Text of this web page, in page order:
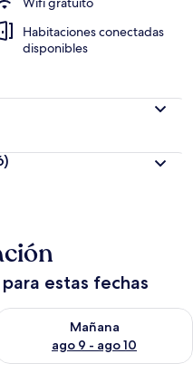
Habitaciones conectadas
disponibles
estas fechas
ago 8 - ago 9
Mañana
ago 9 - ago 10
la disponibilidad